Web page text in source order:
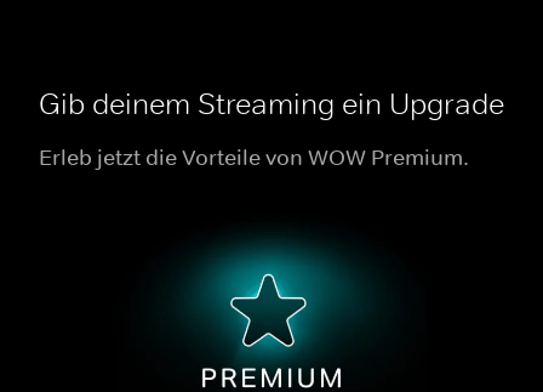
Gib deinem Streaming ein Upgrade
Erleb jetzt die Vorteile von WOW Premium.